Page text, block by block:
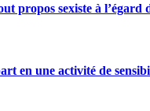
propos sexiste à
en une activité de